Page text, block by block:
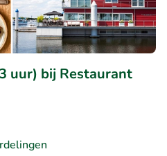
uur) bij Restaurant